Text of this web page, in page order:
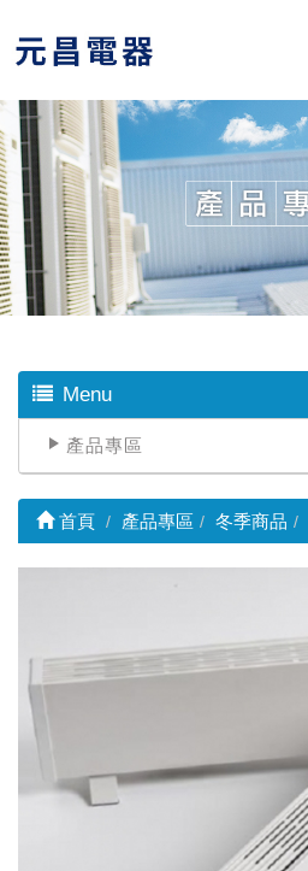
Menu
產品專區
首頁 產品專區 冬季商品